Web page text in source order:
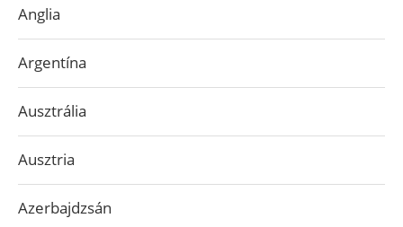
Anglia
Argentína
Ausztrália
Ausztria
Azerbajdzsán